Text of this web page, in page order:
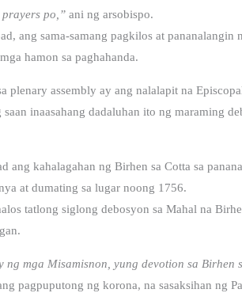
po,” ani ng arsobispo.
ang sama-samang pagkilos at pananalangin
hamon sa paghahanda.
plenary assembly ay ang nalalapit na
inaasahang dadaluhan ito ng maraming
ang kahalagahan ng Birhen sa Cotta sa
at dumating sa lugar noong 1756.
tatlong siglong debosyon sa Mahal na
ng mga Misamisnon, yung devotion sa Birhen
pagpuputong ng korona, na sasaksihan ng